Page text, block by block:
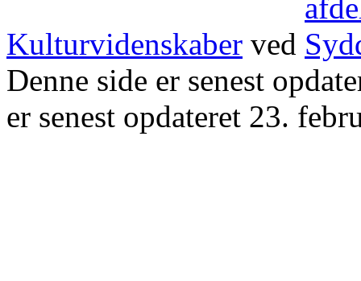
Kulturvidenskaber ved
Denne side er senest
er senest opdateret 23.